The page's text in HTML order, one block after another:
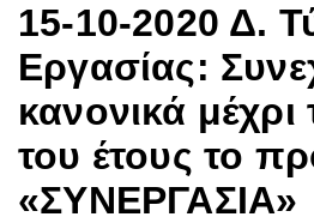
15-10-2020 Δ.
Εργασίας:
κανονικά μέχρι
του έτους το
«ΣΥΝΕΡΓΑΣΙΑ»